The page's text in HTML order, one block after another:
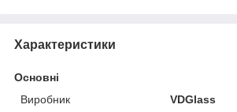
Характеристики
Основні
Виробник
VDGlass